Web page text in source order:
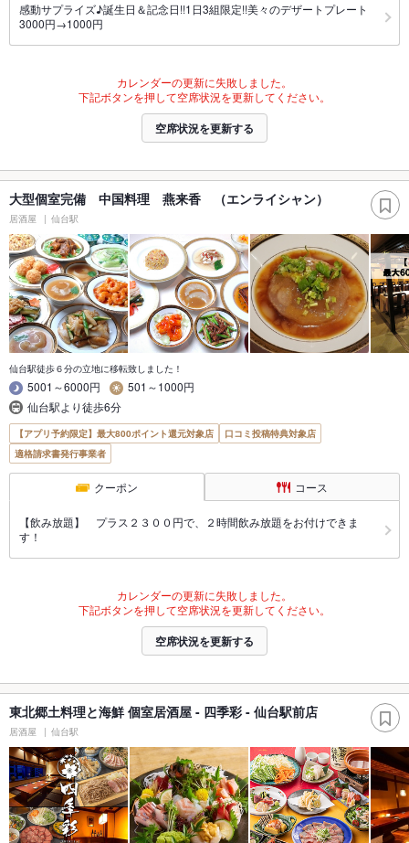
感動サプライズ♪誕生日＆記念日!!1日3組限定!!美々のデザートプレート
3000円→1000円
カレンダーの更新に失敗しました。
下記ボタンを押して空席状況を更新してください。
空席状況を更新する
大型個室完備 中国料理 燕来香 （エンライシャン）
居酒屋 仙台駅
仙台駅徒歩６分の立地に移転致しました！
5001～6000円
501～1000円
仙台駅より徒歩6分
【アプリ予約限定】最大800ポイント還元対象店
口コミ投稿特典対象店
適格請求書発行事業者
クーポン コース
【飲み放題】 プラス２３００円で、２時間飲み放題をお付けできま
す！
カレンダーの更新に失敗しました。
下記ボタンを押して空席状況を更新してください。
空席状況を更新する
東北郷土料理と海鮮 個室居酒屋 - 四季彩 - 仙台駅前店
居酒屋 仙台駅